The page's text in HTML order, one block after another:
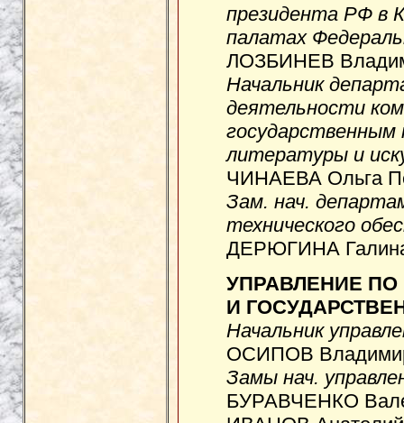
президента РФ в
палатах
ЛОЗБИНЕВ
Начальник
деятельности
литературы и
ЧИНАЕВА Ольга
Зам. нач.
технического
ДЕРЮГИНА
УПРАВЛЕНИЕ
И
Начальник
ОСИПОВ Владимир
Замы нач.
БУРАВЧЕНКО